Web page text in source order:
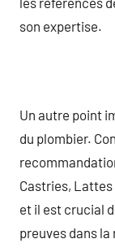
son expertise.
Un autre point
du plombier.
Castries, Lattes
et il est crucial
preuves dans